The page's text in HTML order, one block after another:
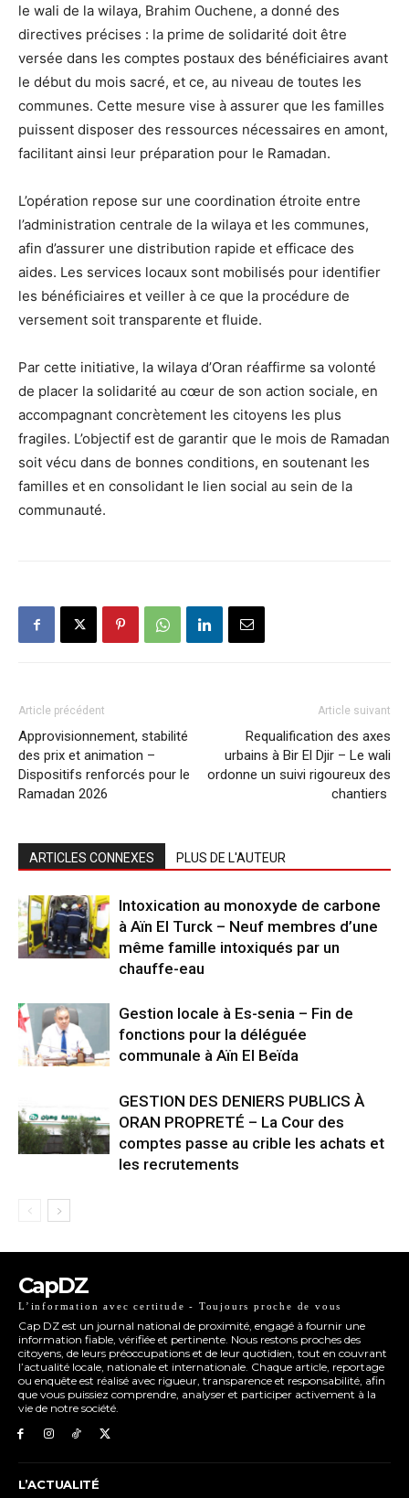
le wali de la wilaya, Brahim Ouchene, a donné des
directives précises : la prime de solidarité doit être
versée dans les comptes postaux des bénéficiaires avant
le début du mois sacré, et ce, au niveau de toutes les
communes. Cette mesure vise à assurer que les familles
puissent disposer des ressources nécessaires en amont,
facilitant ainsi leur préparation pour le Ramadan.
L’opération repose sur une coordination étroite entre
l’administration centrale de la wilaya et les communes,
afin d’assurer une distribution rapide et efficace des
aides. Les services locaux sont mobilisés pour identifier
les bénéficiaires et veiller à ce que la procédure de
versement soit transparente et fluide.
Par cette initiative, la wilaya d’Oran réaffirme sa volonté
de placer la solidarité au cœur de son action sociale, en
accompagnant concrètement les citoyens les plus
fragiles. L’objectif est de garantir que le mois de Ramadan
soit vécu dans de bonnes conditions, en soutenant les
familles et en consolidant le lien social au sein de la
communauté.
Article précédent
Approvisionnement, stabilité
des prix et animation –
Dispositifs renforcés pour le
Ramadan 2026
Article suivant
Requalification des axes
urbains à Bir El Djir – Le wali
ordonne un suivi rigoureux des
chantiers
ARTICLES CONNEXES PLUS DE L'AUTEUR
Intoxication au monoxyde de carbone
à Aïn El Turck – Neuf membres d’une
même famille intoxiqués par un
chauffe-eau
Gestion locale à Es-senia – Fin de
fonctions pour la déléguée
communale à Aïn El Beïda
GESTION DES DENIERS PUBLICS À
ORAN PROPRETÉ – La Cour des
comptes passe au crible les achats et
les recrutements
CapDZ
L’information avec certitude - Toujours proche de vous
Cap DZ est un journal national de proximité, engagé à fournir une
information fiable, vérifiée et pertinente. Nous restons proches des
citoyens, de leurs préoccupations et de leur quotidien, tout en couvrant
l’actualité locale, nationale et internationale. Chaque article, reportage
ou enquête est réalisé avec rigueur, transparence et responsabilité, afin
que vous puissiez comprendre, analyser et participer activement à la
vie de notre société.
L’ACTUALITÉ